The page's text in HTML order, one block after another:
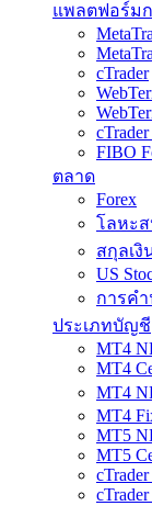
แพลตฟอร์ม
cTrader
FIBO
ตลาด
Forex
โลหะ
สกุลเงิ
US
การค
ประเภทบัญชี
MT4
MT4
MT4
MT4
MT5
MT5